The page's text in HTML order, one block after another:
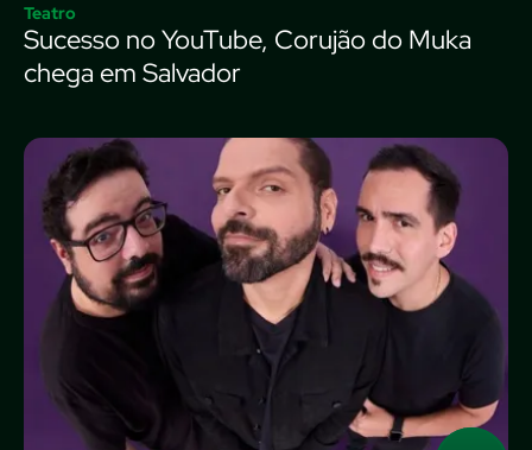
Teatro
Sucesso no YouTube, Corujão do Muka
chega em Salvador